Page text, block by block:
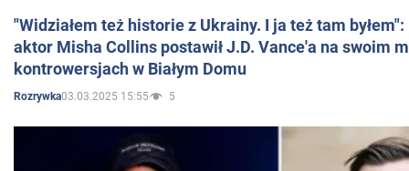
"Widziałem też historie z Ukrainy. I ja też tam
aktor Misha Collins postawił J.D. Vance'a na swoim
kontrowersjach w Białym Domu
Rozrywka03.03.2025 15:55 5